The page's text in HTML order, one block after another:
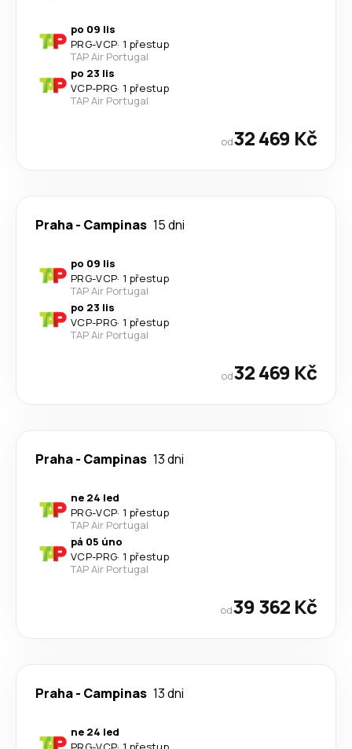
po 09 lis
PRG-VCP· 1 přestup
TAP Air Portugal
po 23 lis
VCP-PRG· 1 přestup
TAP Air Portugal
od32 469 Kč
Praha- Campinas 15 dni
po 09 lis
PRG-VCP· 1 přestup
TAP Air Portugal
po 23 lis
VCP-PRG· 1 přestup
TAP Air Portugal
od32 469 Kč
Praha- Campinas 13 dni
ne 24 led
PRG-VCP· 1 přestup
TAP Air Portugal
pá 05 úno
VCP-PRG· 1 přestup
TAP Air Portugal
od39 362 Kč
Praha- Campinas 13 dni
ne 24 led